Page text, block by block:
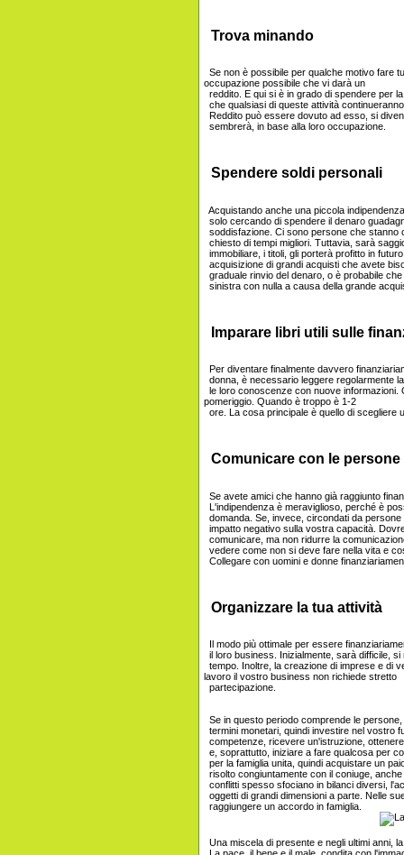
Trova minando
Se non è possibile per qualche motivo fare
occupazione possibile che vi darà un
reddito. E qui si è in grado di spendere per
che qualsiasi di queste attività
Reddito può essere dovuto ad esso, si
sembrerà, in base alla loro occupazione.
Spendere soldi personali
Acquistando anche una piccola
solo cercando di spendere il denaro
soddisfazione. Ci sono persone che stanno
chiesto di tempi migliori. Tuttavia, sarà
immobiliare, i titoli, gli porterà profitto in
acquisizione di grandi acquisti che avete
graduale rinvio del denaro, o è probabile
sinistra con nulla a causa della grande
Imparare libri utili sulle
Per diventare finalmente davvero
donna, è necessario leggere regolarmente
le loro conoscenze con nuove
pomeriggio. Quando è troppo è 1-2
ore. La cosa principale è quello di scegliere
Comunicare con le
Se avete amici che hanno già raggiunto
L'indipendenza è meraviglioso, perché è
domanda. Se, invece, circondati da
impatto negativo sulla vostra capacità.
comunicare, ma non ridurre la
vedere come non si deve fare nella vita e
Collegare con uomini e donne
Organizzare la tua attività
Il modo più ottimale per essere
il loro business. Inizialmente, sarà difficile, si
tempo. Inoltre, la creazione di imprese e di
lavoro il vostro business non richiede stretto
partecipazione.
Se in questo periodo comprende le
termini monetari, quindi investire nel vostro
competenze, ricevere un'istruzione,
e, soprattutto, iniziare a fare qualcosa per
per la famiglia unita, quindi acquistare un
risolto congiuntamente con il coniuge,
conflitti spesso sfociano in bilanci diversi,
oggetti di grandi dimensioni a parte. Nelle
raggiungere un accordo in famiglia.
Una miscela di presente e negli ultimi anni,